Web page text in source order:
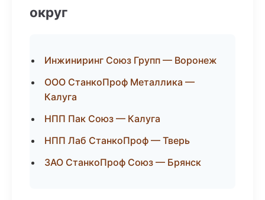
округ
Инжиниринг Союз Групп — Воронеж
ООО СтанкоПроф Металлика —
Калуга
НПП Пак Союз — Калуга
НПП Лаб СтанкоПроф — Тверь
ЗАО СтанкоПроф Союз — Брянск